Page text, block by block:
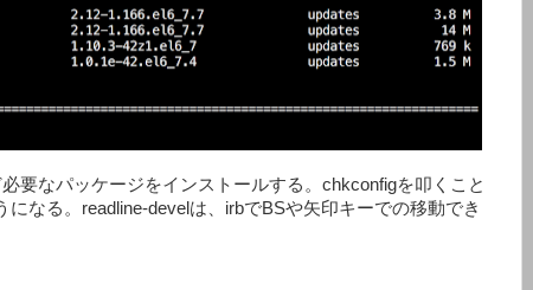
要なパッケージをインストールする。chkconfigを叩くこと
なる。readline-develは、irbでBSや矢印キーでの移動でき